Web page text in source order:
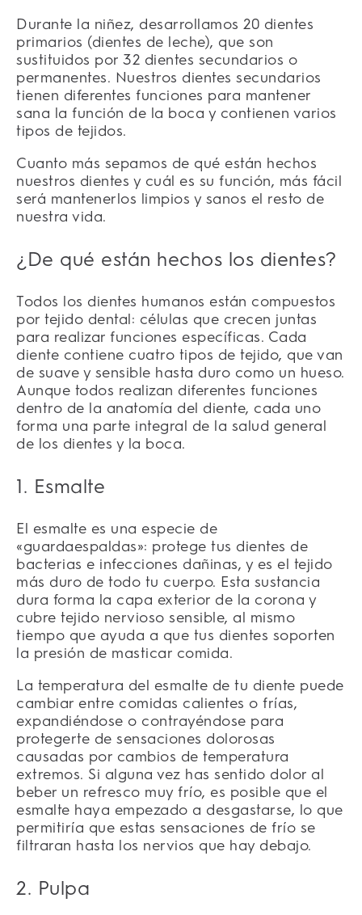
Durante la niñez, desarrollamos 20 dientes
primarios (dientes de leche), que son
sustituidos por 32 dientes secundarios o
permanentes. Nuestros dientes secundarios
tienen diferentes funciones para mantener
sana la función de la boca y contienen varios
tipos de tejidos.
Cuanto más sepamos de qué están hechos
nuestros dientes y cuál es su función, más fácil
será mantenerlos limpios y sanos el resto de
nuestra vida.
¿De qué están hechos los dientes?
Todos los dientes humanos están compuestos
por tejido dental: células que crecen juntas
para realizar funciones específicas. Cada
diente contiene cuatro tipos de tejido, que van
de suave y sensible hasta duro como un hueso.
Aunque todos realizan diferentes funciones
dentro de la anatomía del diente, cada uno
forma una parte integral de la salud general
de los dientes y la boca.
1. Esmalte
El esmalte es una especie de
«guardaespaldas»: protege tus dientes de
bacterias e infecciones dañinas, y es el tejido
más duro de todo tu cuerpo. Esta sustancia
dura forma la capa exterior de la corona y
cubre tejido nervioso sensible, al mismo
tiempo que ayuda a que tus dientes soporten
la presión de masticar comida.
La temperatura del esmalte de tu diente puede
cambiar entre comidas calientes o frías,
expandiéndose o contrayéndose para
protegerte de sensaciones dolorosas
causadas por cambios de temperatura
extremos. Si alguna vez has sentido dolor al
beber un refresco muy frío, es posible que el
esmalte haya empezado a desgastarse, lo que
permitiría que estas sensaciones de frío se
filtraran hasta los nervios que hay debajo.
2. Pulpa